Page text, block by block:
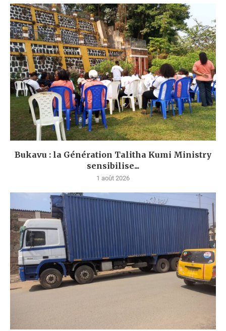
Bukavu : la Génération Talitha Kumi Ministry
sensibilise...
1 août 2026